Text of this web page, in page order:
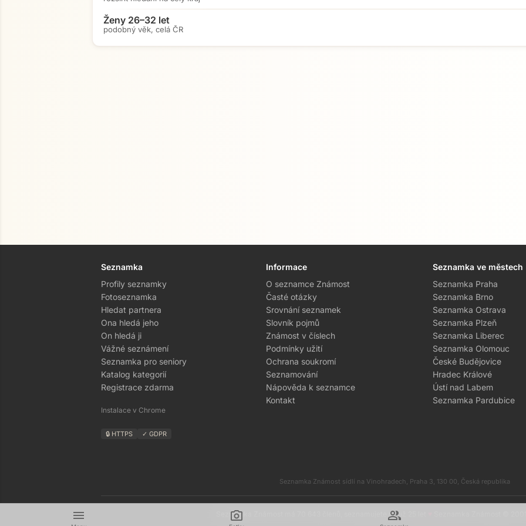
menu camera_alt group
Ženy 26–32 let
podobný věk, celá ČR
Seznamka
Profily seznamky
Fotoseznamka
Hledat partnera
Ona hledá jeho
On hledá ji
Vážné seznámení
Seznamka pro seniory
Katalog kategorií
Registrace zdarma
Instalace v Chrome
🔒 HTTPS ✓ GDPR
Informace
O seznamce Známost
Časté otázky
Srovnání seznamek
Slovník pojmů
Známost v číslech
Podmínky užití
Ochrana soukromí
Seznamování
Nápověda k seznamce
Kontakt
Seznamka ve městech
Seznamka Praha
Seznamka Brno
Seznamka Ostrava
Seznamka Plzeň
Seznamka Liberec
Seznamka Olomouc
České Budějovice
Hradec Králové
Ústí nad Labem
Seznamka Pardubice
Seznamka Známost sídlí na Vinohradech, Praha 3, 130 00, Česká republika
Seznamka Známost má 70 643 členů, seznamujete se už 25 let Seznamka Známost ©